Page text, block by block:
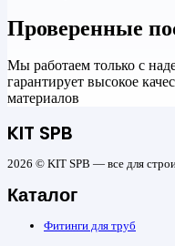
Проверенные
Мы работаем только с
гарантирует высокое
материалов
KIT SPB
2026 © KIT SPB — все для
Каталог
Фитинги для труб